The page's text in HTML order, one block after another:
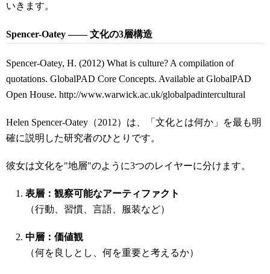
いきます。
Spencer-Oatey ――文化の3層構造
Spencer-Oatey, H. (2012) What is culture? A compilation of
quotations. GlobalPAD Core Concepts. Available at GlobalPAD
Open House. http://www.warwick.ac.uk/globalpadintercultural
Helen Spencer-Oatey（2012）は、「文化とは何か」を最も明
確に説明した研究者のひとりです。
彼女は文化を"地層"のように3つのレイヤーに分けます。
表層：観察可能なアーティファクト
（行動、習慣、言語、服装など）
中層：価値観
（何を良しとし、何を重要と考えるか）